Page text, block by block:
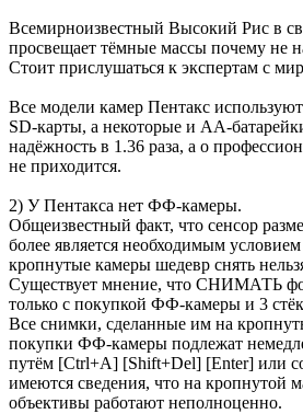
Всемирноизвестный Высокий Рис в
просвещает тёмные массы почему не
Стоит прислушаться к экспертам с
Все модели камер Пентакс
SD-карты, а некоторые и АА-
надёжность в 1.36 раза, а о
не приходится.
2) У Пентакса нет ФФ-камеры.
Общеизвестный факт, что сенсор
более является необходимым
кропнутые камеры шедевр снять
Существует мнение, что СНИМАТЬ
только с покупкой ФФ-камеры и 3
Все снимки, сделанные им на
покупки ФФ-камеры подлежат
путём [Ctrl+A] [Shift+Del] [Enter] или
имеются сведения, что на кропнутой
объективы работают неполноценно.